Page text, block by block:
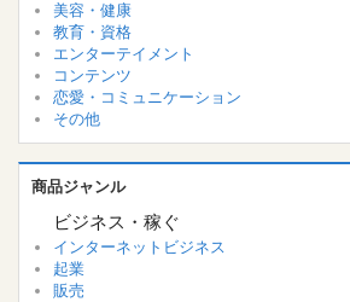
美容・健康
教育・資格
エンターテイメント
コンテンツ
恋愛・コミュニケーション
その他
商品ジャンル
ビジネス・稼ぐ
インターネットビジネス
起業
販売